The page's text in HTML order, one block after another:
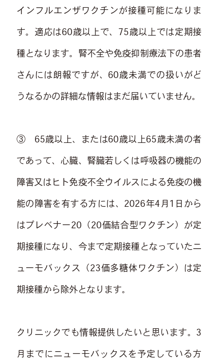
インフルエンザワクチンが接種可能になりま
す。適応は60歳以上で、75歳以上では定期接
種となります。腎不全や免疫抑制療法下の患者
さんには朗報ですが、60歳未満での扱いがど
うなるかの詳細な情報はまだ届いていません。
③ 65歳以上、または60歳以上65歳未満の者
であって、心臓、腎臓若しくは呼吸器の機能の
障害又はヒト免疫不全ウイルスによる免疫の機
能の障害を有する方には、2026年4月1日から
はプレベナー20（20価結合型ワクチン）が定
期接種になり、今まで定期接種となっていたニ
ューモバックス（23価多糖体ワクチン）は定
期接種から除外となります。
クリニックでも情報提供したいと思います。3
月までにニューモバックスを予定している方